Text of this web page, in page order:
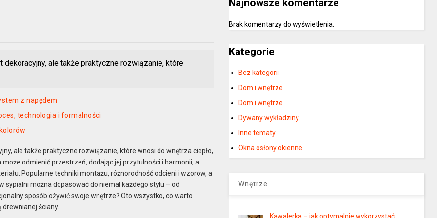
ale także praktyczne rozwiązanie, które
z napędem
technologia i formalności
ale także praktyczne rozwiązanie, które wnosi do wnętrza ciepło,
odmienić przestrzeń, dodając jej przytulności i harmonii, a
Popularne techniki montażu, różnorodność odcieni i wzorów, a
sypialni można dopasować do niemal każdego stylu – od
sposób ożywić swoje wnętrze? Oto wszystko, co warto
ściany.
Najnowsze komentarze
Brak komentarzy do wyświetlenia.
Kategorie
Bez kategorii
Dom i wnętrze
Dom i wnętrze
Dywany wykładziny
Inne tematy
Okna osłony okienne
Wnętrze
Kawalerka – jak optymalnie wykorzystać